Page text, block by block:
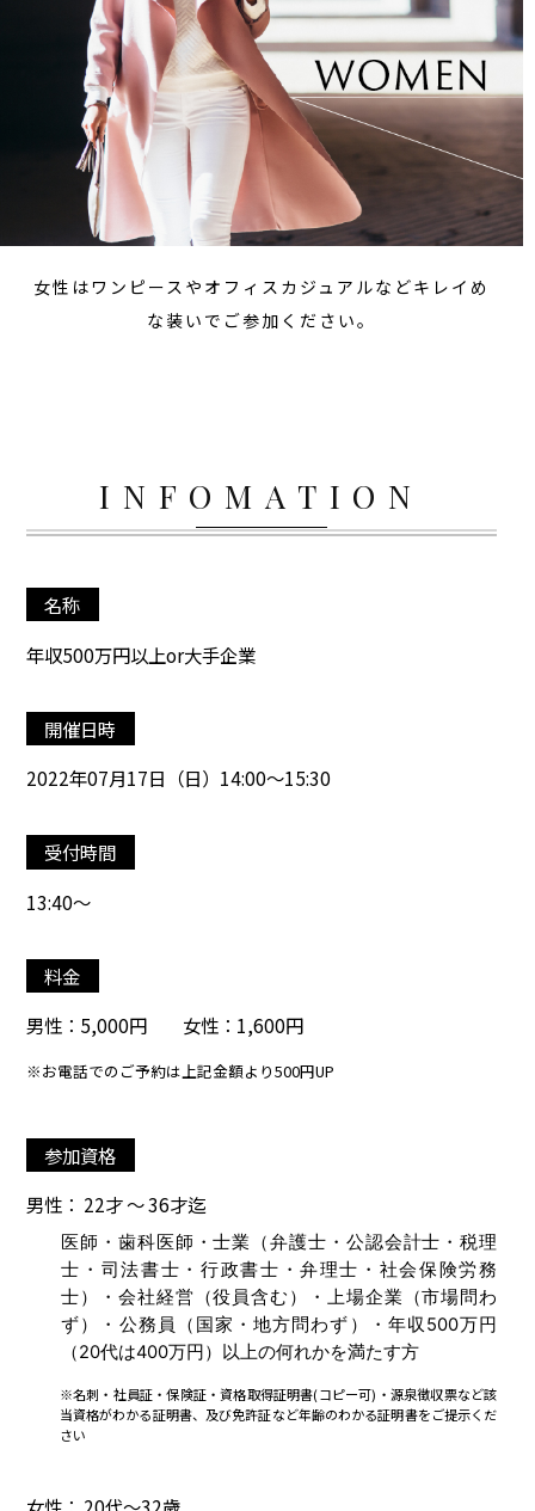
女性はワンピースやオフィスカジュアルなどキレイめ
な装いでご参加ください。
INFOMATION
名称
年収500万円以上or大手企業
開催日時
2022年07月17日（日）14:00～15:30
受付時間
13:40～
料金
男性：5,000円 女性：1,600円
※お電話でのご予約は上記金額より500円UP
参加資格
男性： 22才 ～ 36才迄
医師・歯科医師・士業（弁護士・公認会計士・税理
士・司法書士・行政書士・弁理士・社会保険労務
士）・会社経営（役員含む）・上場企業（市場問わ
ず）・公務員（国家・地方問わず）・年収500万円
（20代は400万円）以上の何れかを満たす方
※名刺・社員証・保険証・資格取得証明書(コピー可)・源泉徴収票など該
当資格がわかる証明書、及び免許証など年齢のわかる証明書をご提示くだ
さい